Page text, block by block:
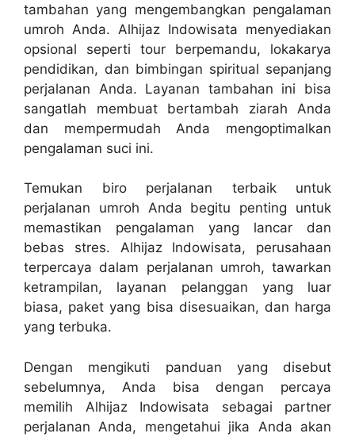
tambahan yang mengembangkan pengalaman
umroh Anda. Alhijaz Indowisata menyediakan
opsional seperti tour berpemandu, lokakarya
pendidikan, dan bimbingan spiritual sepanjang
perjalanan Anda. Layanan tambahan ini bisa
sangatlah membuat bertambah ziarah Anda
dan mempermudah Anda mengoptimalkan
pengalaman suci ini.
Temukan biro perjalanan terbaik untuk
perjalanan umroh Anda begitu penting untuk
memastikan pengalaman yang lancar dan
bebas stres. Alhijaz Indowisata, perusahaan
terpercaya dalam perjalanan umroh, tawarkan
ketrampilan, layanan pelanggan yang luar
biasa, paket yang bisa disesuaikan, dan harga
yang terbuka.
Dengan mengikuti panduan yang disebut
sebelumnya, Anda bisa dengan percaya
memilih Alhijaz Indowisata sebagai partner
perjalanan Anda, mengetahui jika Anda akan